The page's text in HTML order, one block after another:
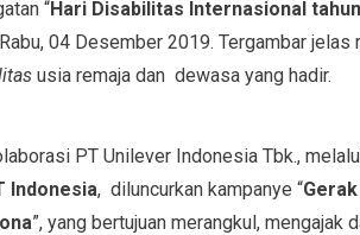
“Hari Disabilitas Internasional
04 Desember 2019. Tergambar
usia remaja dan dewasa yang hadir.
PT Unilever Indonesia Tbk.,
Indonesia, diluncurkan kampanye “
”, yang bertujuan merangkul,